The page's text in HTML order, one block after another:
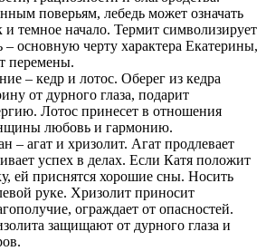
поверьям, лебедь может означать
и темное начало. Термит символизирует
– основную черту характера Екатерины,
перемены.
– кедр и лотос. Оберег из кедра
от дурного глаза, подарит
Лотос принесет в отношения
любовь и гармонию.
– агат и хризолит. Агат продлевает
успех в делах. Если Катя положит
ей приснятся хорошие сны. Носить
руке. Хризолит приносит
ограждает от опасностей.
защищают от дурного глаза и